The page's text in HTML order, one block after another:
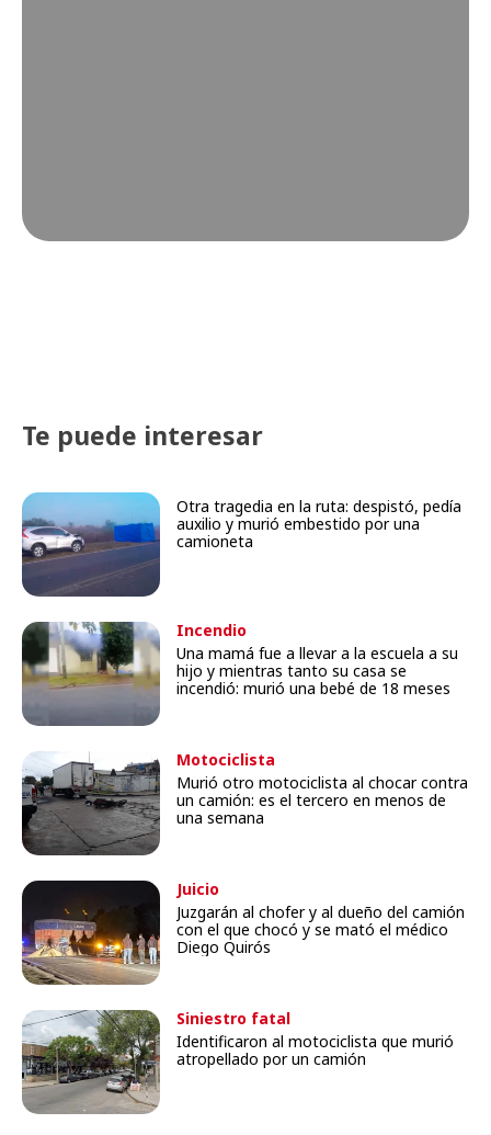
Te puede interesar
Otra tragedia en la ruta: despistó, pedía
auxilio y murió embestido por una
camioneta
Incendio
Una mamá fue a llevar a la escuela a su
hijo y mientras tanto su casa se
incendió: murió una bebé de 18 meses
Motociclista
Murió otro motociclista al chocar contra
un camión: es el tercero en menos de
una semana
Juicio
Juzgarán al chofer y al dueño del camión
con el que chocó y se mató el médico
Diego Quirós
Siniestro fatal
Identificaron al motociclista que murió
atropellado por un camión